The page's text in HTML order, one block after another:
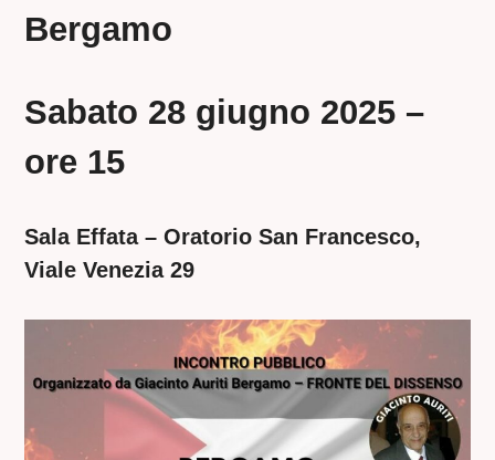
Bergamo
Sabato 28 giugno 2025 –
ore 15
Sala Effata – Oratorio San Francesco,
Viale Venezia 29